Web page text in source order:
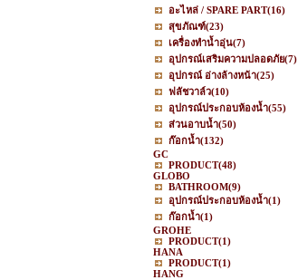
อะไหล่ / SPARE PART(16)
สุขภัณฑ์(23)
เครื่องทำน้ำอุ่น(7)
อุปกรณ์เสริมความปลอดภัย(7)
อุปกรณ์ อ่างล้างหน้า(25)
ฟลัชวาล์ว(10)
อุปกรณ์ประกอบห้องน้ำ(55)
ส่วนอาบน้ำ(50)
ก๊อกน้ำ(132)
GC
PRODUCT(48)
GLOBO
BATHROOM(9)
อุปกรณ์ประกอบห้องน้ำ(1)
ก๊อกน้ำ(1)
GROHE
PRODUCT(1)
HANA
PRODUCT(1)
HANG